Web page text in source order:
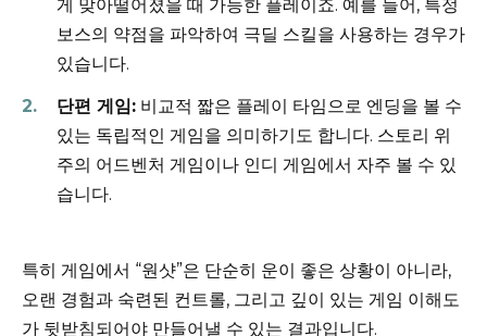
게 맞아떨어졌을 때 가능한 플레이죠. 예를 들어, 특정
보스의 약점을 파악하여 극딜 스킬을 사용하는 경우가
있습니다.
단편 게임: 비교적 짧은 플레이 타임으로 엔딩을 볼 수
있는 독립적인 게임을 의미하기도 합니다. 스토리 위
주의 어드벤처 게임이나 인디 게임에서 자주 볼 수 있
습니다.
특히 게임에서 “원샷”은 단순히 운이 좋은 상황이 아니라,
오랜 경험과 숙련된 컨트롤, 그리고 깊이 있는 게임 이해도
가 뒷받침되어야 만들어낼 수 있는 결과입니다.